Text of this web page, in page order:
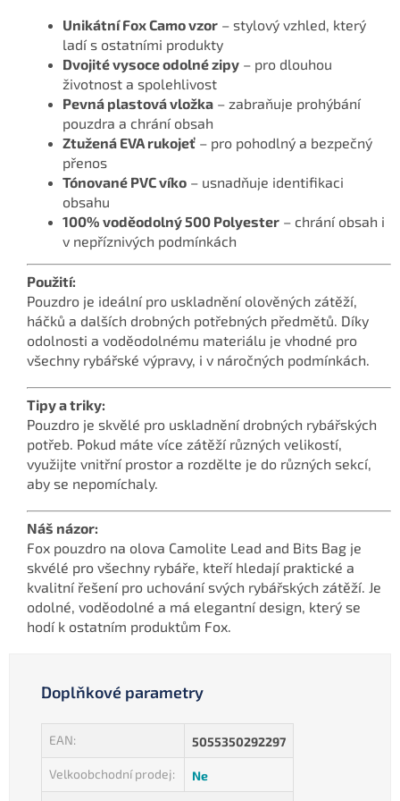
Unikátní Fox Camo vzor – stylový vzhled, který
ladí s ostatními produkty
Dvojité vysoce odolné zipy – pro dlouhou
životnost a spolehlivost
Pevná plastová vložka – zabraňuje prohýbání
pouzdra a chrání obsah
Ztužená EVA rukojeť – pro pohodlný a bezpečný
přenos
Tónované PVC víko – usnadňuje identifikaci
obsahu
100% voděodolný 500 Polyester – chrání obsah i
v nepříznivých podmínkách
Použití:
Pouzdro je ideální pro uskladnění olověných zátěží,
háčků a dalších drobných potřebných předmětů. Díky
odolnosti a voděodolnému materiálu je vhodné pro
všechny rybářské výpravy, i v náročných podmínkách.
Tipy a triky:
Pouzdro je skvělé pro uskladnění drobných rybářských
potřeb. Pokud máte více zátěží různých velikostí,
využijte vnitřní prostor a rozdělte je do různých sekcí,
aby se nepomíchaly.
Náš názor:
Fox pouzdro na olova Camolite Lead and Bits Bag je
skvélé pro všechny rybáře, kteří hledají praktické a
kvalitní řešení pro uchování svých rybářských zátěží. Je
odolné, voděodolné a má elegantní design, který se
hodí k ostatním produktům Fox.
Doplňkové parametry
EAN: 5055350292297
Velkoobchodní prodej: Ne